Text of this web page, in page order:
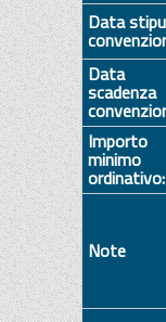
Data
Data
scadenza
Importo
minimo
ordinativo:
Note